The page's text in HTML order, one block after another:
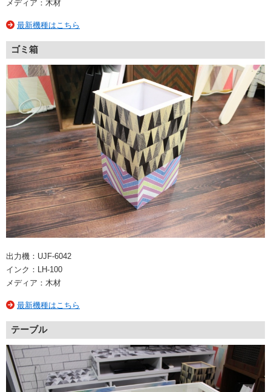
メディア：木材
最新機種はこちら
ゴミ箱
出力機：UJF-6042
インク：LH-100
メディア：木材
最新機種はこちら
テーブル